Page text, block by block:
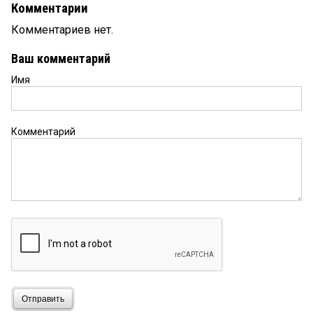
Комментарии
Комментариев нет.
Ваш комментарий
Имя
Комментарий
Отправить